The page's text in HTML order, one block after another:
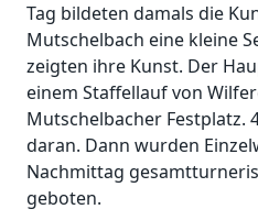
Tag bildeten damals die
Mutschelbach eine kleine
zeigten ihre Kunst. Der
einem Staffellauf von
Mutschelbacher Festplatz.
daran. Dann wurden
Nachmittag
geboten.